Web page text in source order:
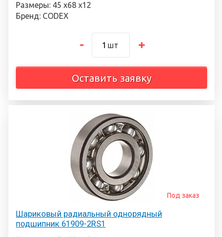
Размеры: 45 х68 х12
Бренд: CODEX
шт
Оставить заявку
Шариковый радиальный однорядный
подшипник 61909-2RS1
Под заказ